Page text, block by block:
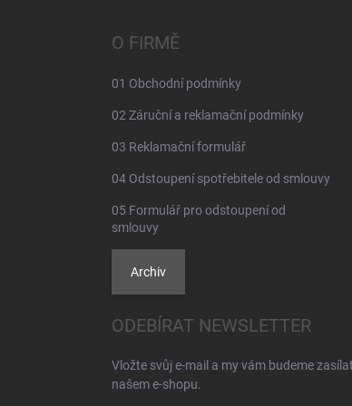
O FIRMĚ
01 Obchodní podmínky
02 Záruční a reklamační podmínky
03 Reklamační formulář
04 Odstoupení spotřebitele od smlouvy
05 Formulář pro odstoupení od
smlouvy
Archiv
ODEBÍRAT NEWSLETTER
Vložte svůj e-mail a my vám budeme
našem e-shopu.